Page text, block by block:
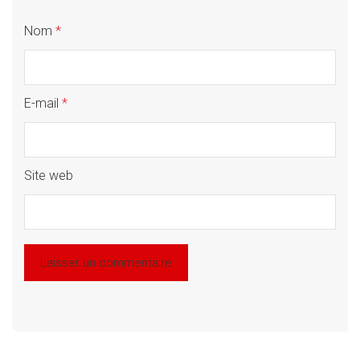
Nom *
E-mail *
Site web